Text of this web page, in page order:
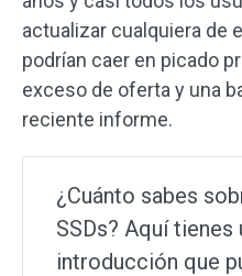
actualizar cualquiera de
podrían caer en picado
exceso de oferta y una
reciente informe.
¿Cuánto sabes
SSDs? Aquí tienes
introducción que